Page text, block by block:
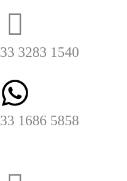
33 3283 1540
33 1686 5858